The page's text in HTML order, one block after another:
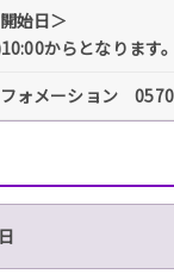
始日＞
からとなります
ォメーション